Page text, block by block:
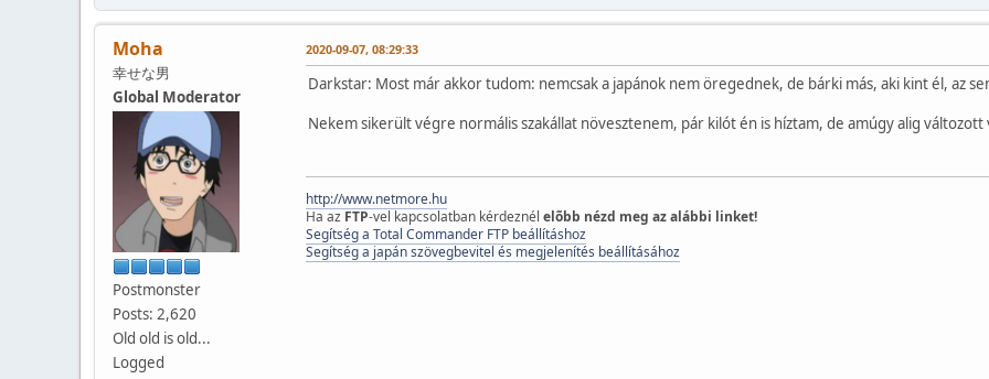
Moha
幸せな男
Global Moderator
Postmonster
Posts: 2,620
Old old is old...
Logged
2020-09-07, 08:29:33
Darkstar: Most már akkor tudom: nemcsak a japánok nem öregednek, de bárki más, aki kint él, az
Nekem sikerült végre normális szakállat növesztenem, pár kilót én is híztam, de amúgy alig változott
http://www.netmore.hu
Ha az FTP-vel kapcsolatban kérdeznél elõbb nézd meg az alábbi linket!
Segítség a Total Commander FTP beállításhoz
Segítség a japán szövegbevitel és megjelenítés beállításához